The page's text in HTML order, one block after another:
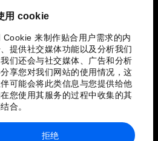
用 cookie
Cookie 来制作贴合用户需求的内
提供社交媒体功能以及分析我们
们还会与社交媒体、广告和分析
享您对我们网站的使用情况，这
可能会将此类信息与您提供给他
您使用其服务的过程中收集的其
合。
拒绝